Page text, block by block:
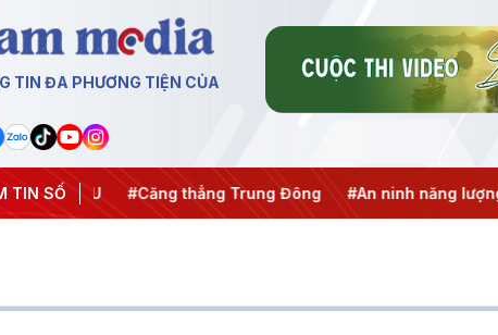
TIN ĐA PHƯƠNG TIỆN CỦA
TIN SỐ
IUU #Căng thẳng Trung Đông #An ninh năng lượng